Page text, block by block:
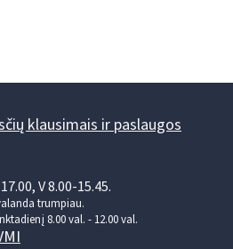
klausimais ir paslaugos
V 8.00-15.45.
trumpiau.
8.00 val. - 12.00 val.